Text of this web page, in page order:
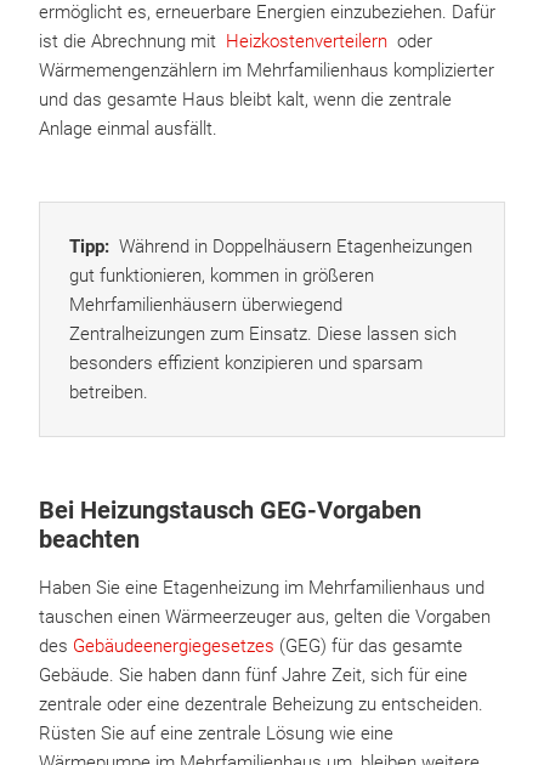
ermöglicht es, erneuerbare Energien einzubeziehen. Dafür
ist die Abrechnung mit Heizkostenverteilern oder
Wärmemengenzählern im Mehrfamilienhaus komplizierter
und das gesamte Haus bleibt kalt, wenn die zentrale
Anlage einmal ausfällt.
Tipp: Während in Doppelhäusern Etagenheizungen
gut funktionieren, kommen in größeren
Mehrfamilienhäusern überwiegend
Zentralheizungen zum Einsatz. Diese lassen sich
besonders effizient konzipieren und sparsam
betreiben.
Bei Heizungstausch GEG-Vorgaben
beachten
Haben Sie eine Etagenheizung im Mehrfamilienhaus und
tauschen einen Wärmeerzeuger aus, gelten die Vorgaben
des Gebäudeenergiegesetzes (GEG) für das gesamte
Gebäude. Sie haben dann fünf Jahre Zeit, sich für eine
zentrale oder eine dezentrale Beheizung zu entscheiden.
Rüsten Sie auf eine zentrale Lösung wie eine